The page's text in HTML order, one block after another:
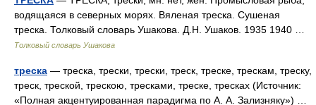
водящаяся в северных морях. Вяленая треска. Сушеная
треска. Толковый словарь Ушакова. Д.Н. Ушаков. 1935 1940 …
Толковый словарь Ушакова
треска — треска, трески, трески, треск, треске, трескам, треску,
треск, треской, трескою, тресками, треске, тресках (Источник:
«Полная акцентуированная парадигма по А. А. Зализняку») …